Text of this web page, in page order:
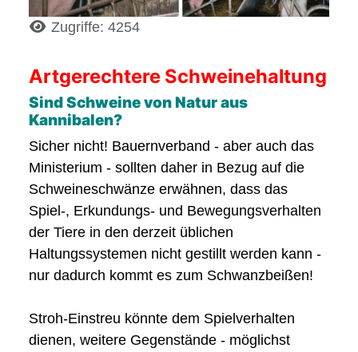
DetailsZugriffe: 4254
Artgerechtere Schweinehaltung
Sind Schweine von Natur aus
Kannibalen?
Sicher nicht! Bauernverband - aber auch das
Ministerium - sollten daher in Bezug auf die
Schweineschwänze erwähnen, dass das
Spiel-, Erkundungs- und Bewegungsverhalten
der Tiere in den derzeit üblichen
Haltungssystemen nicht gestillt werden kann -
nur dadurch kommt es zum Schwanzbeißen!
Stroh-Einstreu könnte dem Spielverhalten
dienen, weitere Gegenstände - möglichst